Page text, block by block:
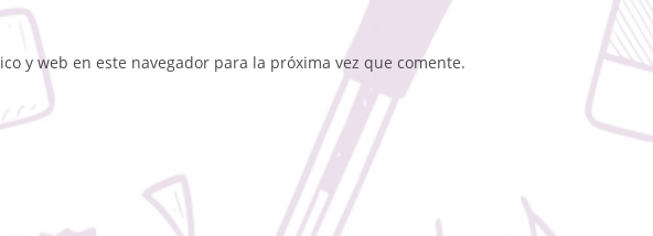
y web en este navegador para la próxima vez que comente.